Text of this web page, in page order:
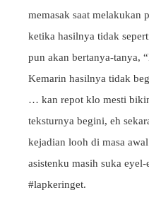
memasak saat melakukan
ketika hasilnya tidak
pun akan bertanya-tanya,
Kemarin hasilnya tidak
… kan repot klo mesti
teksturnya begini, eh
kejadian looh di masa
asistenku masih suka
#lapkeringet.